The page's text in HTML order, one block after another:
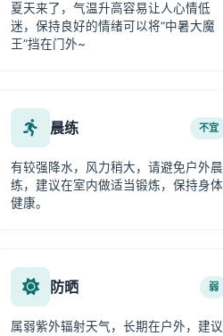
夏天来了，气温升高容易让人心情低
迷，保持良好的情绪可以将“中暑大魔
王”挡在门外~
晨练 不宜
有较强降水，风力稍大，请避免户外晨
练，建议在室内做适当锻炼，保持身体
健康。
防晒 弱
属弱紫外辐射天气，长期在户外，建议